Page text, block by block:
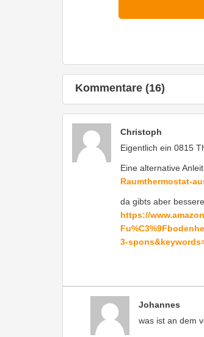
Kommentare (16)
Christoph
Eigentlich ein 0815
Eine alternative
Raumthermostat-
da gibts aber
https://
3-
Johannes
was ist an dem